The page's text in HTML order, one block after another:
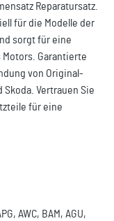
Reparatursatz.
für die Modelle der
sorgt für eine
Garantierte
von Original-
Skoda. Vertrauen Sie
für eine
AWC, BAM, AGU,